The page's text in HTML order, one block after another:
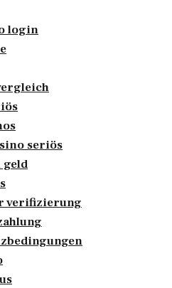
login
seriös
geld
verifizierung